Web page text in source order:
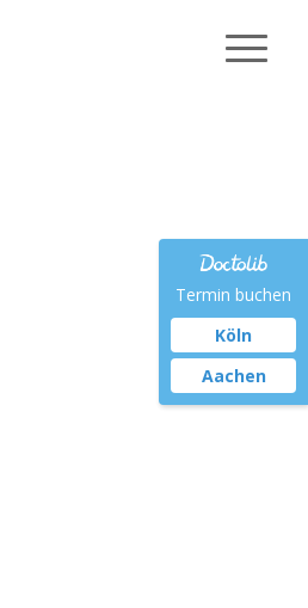
Termin buchen
Köln
Aachen